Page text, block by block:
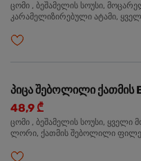
ცომი , ბეშამელის სოუსი, მოცარელა,
კარამელიზირებული ატამი,
პიცა შებოლილი ქათმის
48,9 ₾
ცომი , ბეშამელის სოუსი, ყველი
ლორი, ქათმის შებოლილი ფილე,
ხალაპენიო, ორეგანო